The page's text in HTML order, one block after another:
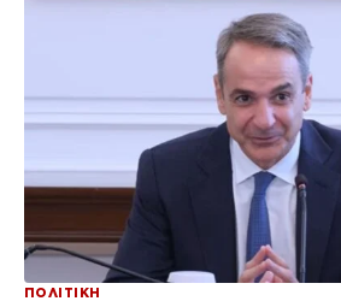
ΠΟΛΙΤΙΚΗ